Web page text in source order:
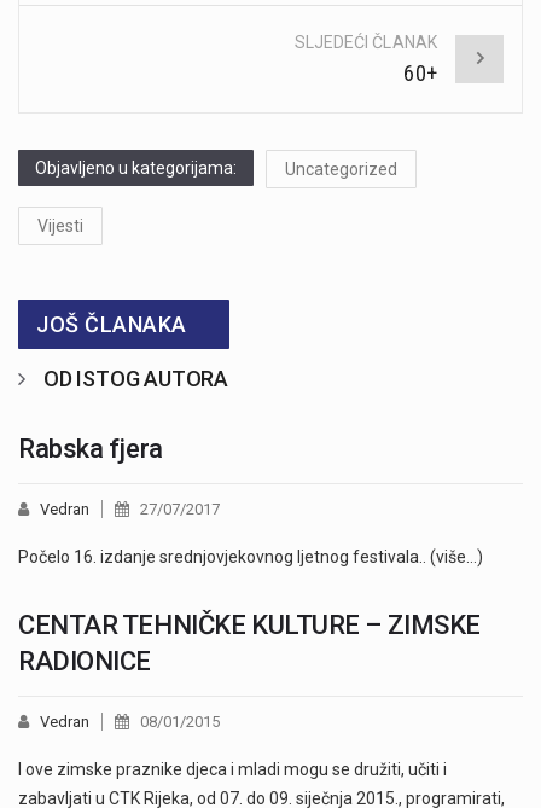
SLJEDEĆI ČLANAK
60+
Objavljeno u kategorijama: Uncategorized
Vijesti
JOŠ ČLANAKA
OD ISTOG AUTORA
Rabska fjera
Vedran 27/07/2017
Počelo 16. izdanje srednjovjekovnog ljetnog festivala.. (više…)
CENTAR TEHNIČKE KULTURE – ZIMSKE
RADIONICE
Vedran 08/01/2015
I ove zimske praznike djeca i mladi mogu se družiti, učiti i
zabavljati u CTK Rijeka, od 07. do 09. siječnja 2015., programirati,